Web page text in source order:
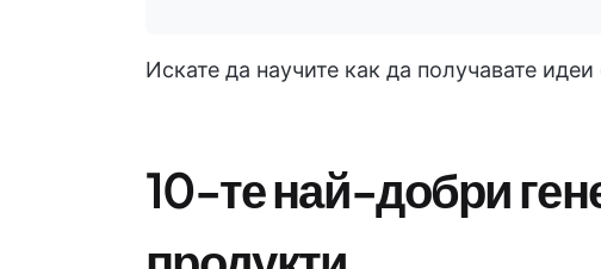
Искате да научите как да получавате идеи
10-те най-добри